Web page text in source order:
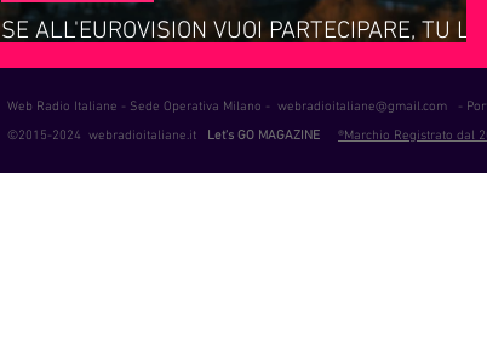
SE ALL'EUROVISION VUOI PARTECIPARE, TU LA
GUERRA NON LA DEVI FARE!!!
Web Radio Italiane - Sede Operativa Milano - webradioitaliane@gmail.com -
©2015-2024 webradioitaliane.it Let's GO MAGAZINE ®Marchio Registrato dal